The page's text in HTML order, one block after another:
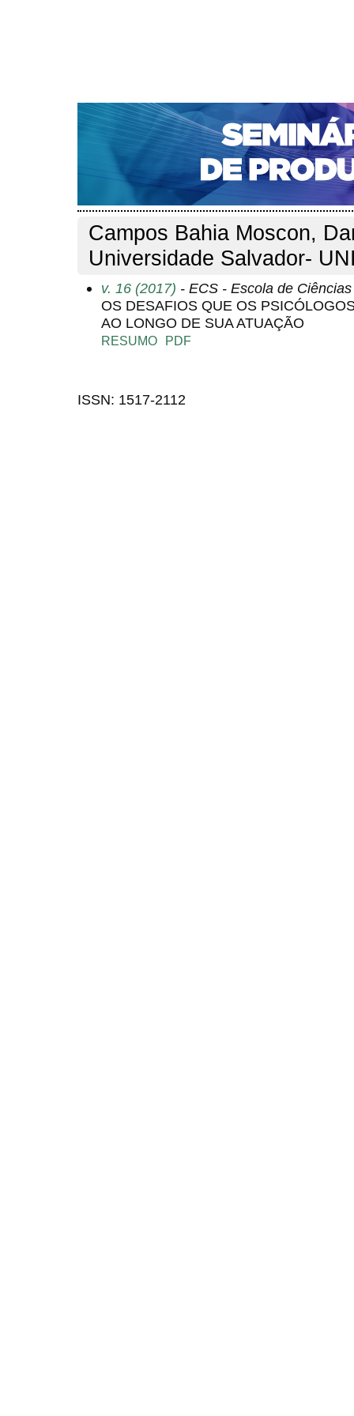
CAPA SOBRE ACESSO
NOTÍCIAS
PORTAL DE REVISTAS DA UNIFACS
Pesquisa > Perfil do autor
Perfil do autor
Campos Bahia Moscon,
Universidade Salvador-
v. 16 (2017) - ECS - Escola de
OS DESAFIOS QUE OS
AO LONGO DE SUA ATUAÇÃO
RESUMO PDF
ISSN: 1517-2112